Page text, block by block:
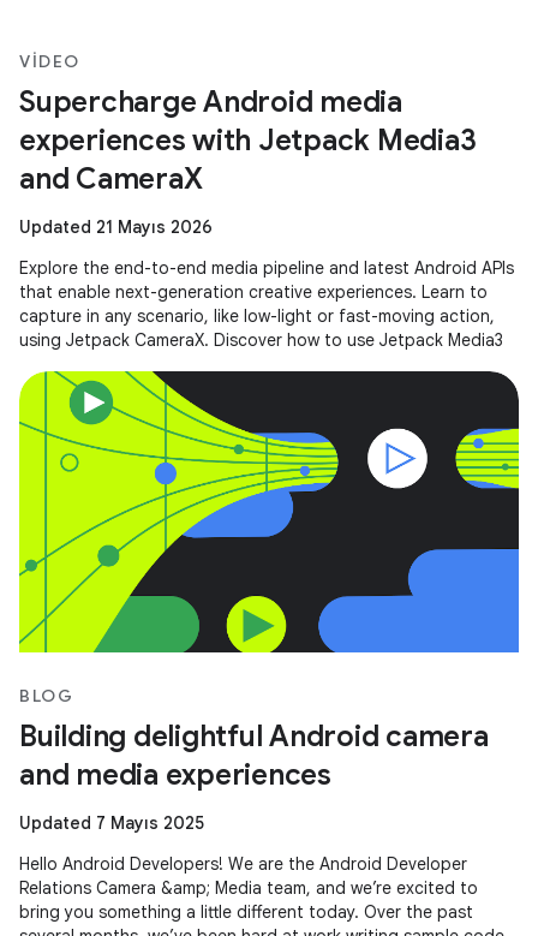
VIDEO
Supercharge Android media
experiences with Jetpack Media3
and CameraX
Updated 21 Mayıs 2026
Explore the end-to-end media pipeline and latest Android APIs
that enable next-generation creative experiences. Learn to
capture in any scenario, like low-light or fast-moving action,
using Jetpack CameraX. Discover how to use Jetpack Media3
BLOG
Building delightful Android camera
and media experiences
Updated 7 Mayıs 2025
Hello Android Developers! We are the Android Developer
Relations Camera &amp; Media team, and we’re excited to
bring you something a little different today. Over the past